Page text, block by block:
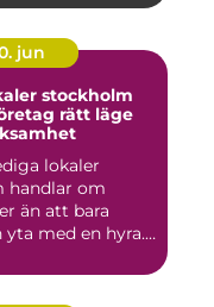
jun
stockholm
rätt läge
lokaler
handlar om
än att bara
yta med en hyra.